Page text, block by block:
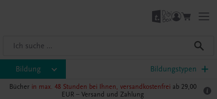
Bildung Bildungstypen
Bücher in max. 48 Stunden bei Ihnen, versandkostenfrei ab 29,00
EUR – Versand und Zahlung